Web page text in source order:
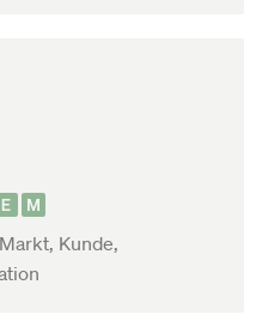
Kunde,